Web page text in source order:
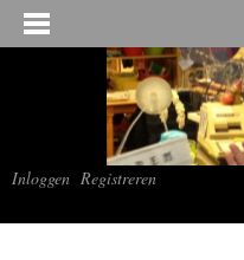
Inloggen Registreren